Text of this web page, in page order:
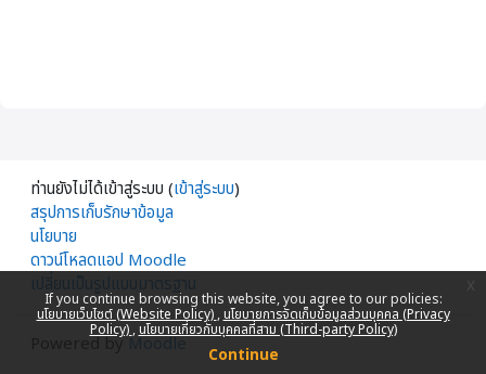
If you continue browsing this website, you agree to our policies:
นโยบายเว็บไซต์ (Website Policy) นโยบายการจัดเก็บข้อมูลส่วนบุคคล (Privacy
Policy) นโยบายเกี่ยวกับบุคคลที่สาม (Third-party Policy)
Continue
ท่านยังไม่ได้เข้าสู่ระบบ (เข้าสู่ระบบ)
สรุปการเก็บรักษาข้อมูล
นโยบาย
ดาวน์โหลดแอป Moodle
เปลี่ยนเป็นรูปแบบมาตรฐาน
Powered byMoodle